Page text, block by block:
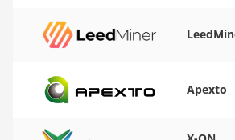
KS3 (9.4TH)
BITMAIN AntMiner
BITMAIN AntMiner
Apexto